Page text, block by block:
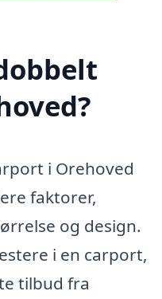
i Orehoved
faktorer,
og design.
i en carport,
tilbud fra